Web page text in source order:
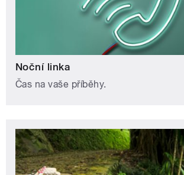
Noční linka
Čas na vaše příběhy.